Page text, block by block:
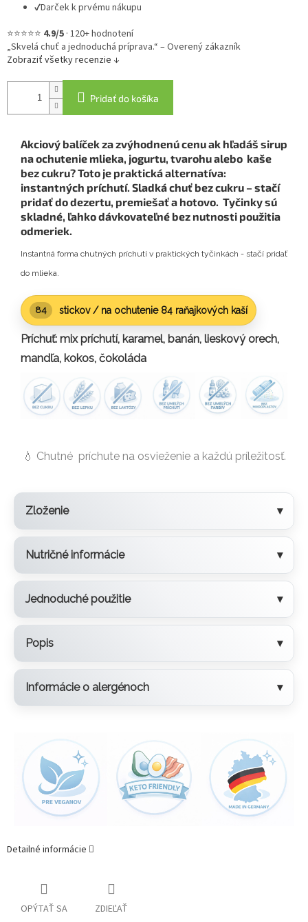
✔Darček k prvému nákupu
⭐⭐⭐⭐⭐ 4.9/5 · 120+ hodnotení
„Skvelá chuť a jednoduchá príprava.“ – Overený zákazník
Zobraziť všetky recenzie ↓
Pridať do košíka
Akciový balíček za zvýhodnenú cenu ak hľadáš sirup
na ochutenie mlieka, jogurtu, tvarohu alebo kaše
bez cukru? Toto je praktická alternatíva:
instantných príchutí. Sladká chuť bez cukru – stačí
pridať do dezertu, premiešať a hotovo. Tyčinky sú
skladné, ľahko dávkovateľné bez nutnosti použitia
odmeriek.
Instantná forma chutných príchutí v praktických tyčinkách - stačí pridať
do mlieka.
84 stickov / na ochutenie 84 raňajkových kaší
Príchuť: mix príchutí, karamel, banán, lieskový orech,
mandľa, kokos, čokoláda
💧 Chutné príchute na osvieženie a každú príležitosť.
Zloženie
Nutričné informácie
Jednoduché použitie
Popis
Informácie o alergénoch
Detailné informácie
OPÝTAŤ SA ZDIEĽAŤ